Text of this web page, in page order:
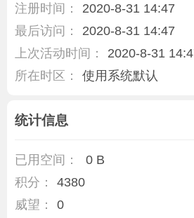
注册时间：
2020-8-31 14:47
最后访问：
2020-8-31 14:47
上次活动时间：
2020-8-31
所在时区：
使用系统默认
统计信息
已用空间：
0 B
积分：
4380
威望：
0